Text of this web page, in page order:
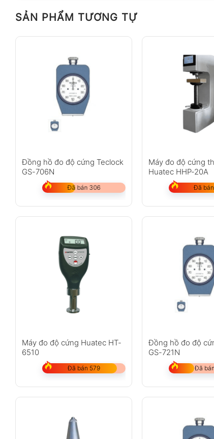
SẢN PHẨM TƯƠNG TỰ
Đồng hồ đo độ cứng Teclock
GS-706N
Đã bán 306
Máy đo độ cứng
Huatec HHP-20A
Đã
Máy đo độ cứng Huatec HT-
6510
Đã bán 579
Đồng hồ đo độ
GS-721N
Đã